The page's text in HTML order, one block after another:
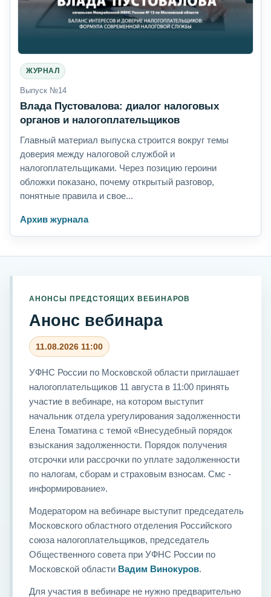
ЖУРНАЛ
Выпуск №14
Влада Пустовалова: диалог налоговых
органов и налогоплательщиков
Главный материал выпуска строится вокруг темы
доверия между налоговой службой и
налогоплательщиками. Через позицию героини
обложки показано, почему открытый разговор,
понятные правила и свое...
Архив журнала
АНОНСЫ ПРЕДСТОЯЩИХ ВЕБИНАРОВ
Анонс вебинара
11.08.2026 11:00
УФНС России по Московской области приглашает
налогоплательщиков 11 августа в 11:00 принять
участие в вебинаре, на котором выступит
начальник отдела урегулирования задолженности
Елена Томатина с темой «Внесудебный порядок
взыскания задолженности. Порядок получения
отсрочки или рассрочки по уплате задолженности
по налогам, сборам и страховым взносам. Смс -
информирование».
Модератором на вебинаре выступит председатель
Московского областного отделения Российского
союза налогоплательщиков, председатель
Общественного совета при УФНС России по
Московской области Вадим Винокуров.
Для участия в вебинаре не нужно предварительно